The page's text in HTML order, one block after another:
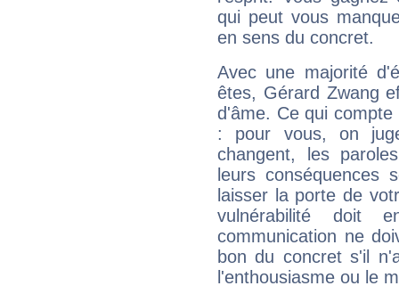
qui peut vous
en sens du concret.
Avec une majorité
êtes, Gérard Zwang
d'âme. Ce qui
: pour vous, on
changent, les
leurs conséquences
laisser la porte de
vulnérabilité doit
communication ne
bon du concret s'il
l'enthousiasme ou le